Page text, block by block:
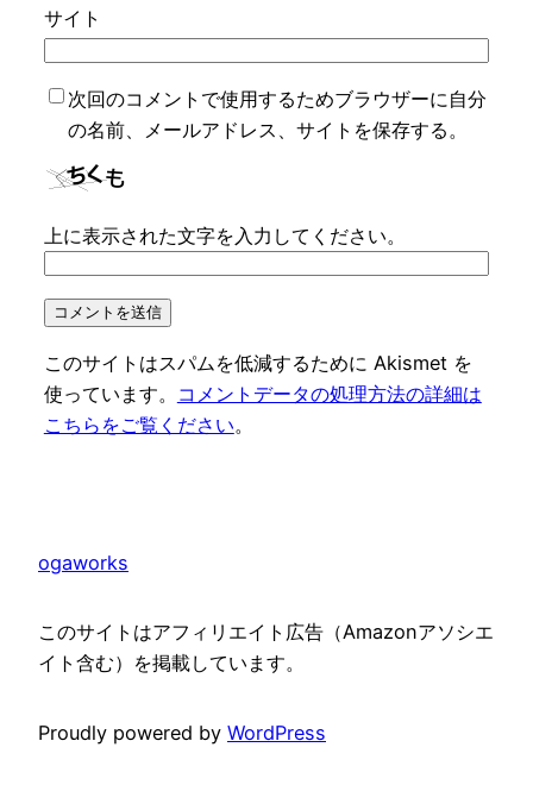
サイト
次回のコメントで使用するためブラウザーに自分
の名前、メールアドレス、サイトを保存する。
上に表示された文字を入力してください。
このサイトはスパムを低減するために Akismet を
使っています。
コメントデータの処理方法の詳細は
こちらをご覧ください。
ogaworks
このサイトはアフィリエイト広告（Amazonアソシエ
イト含む）を掲載しています。
Proudly powered by WordPress